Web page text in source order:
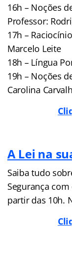
16h – Noções
Professor:
17h –
Marcelo Leite
18h – Língua
19h – Noções
Carolina
A Lei na
Saiba tudo
Segurança
partir das 10h.